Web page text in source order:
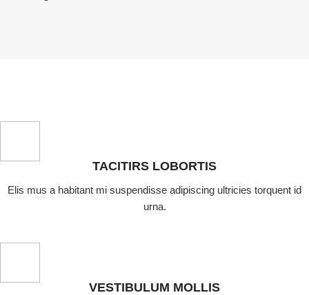
TACITIRS LOBORTIS
Elis mus a habitant mi suspendisse adipiscing ultricies torquent id
urna.
VESTIBULUM MOLLIS